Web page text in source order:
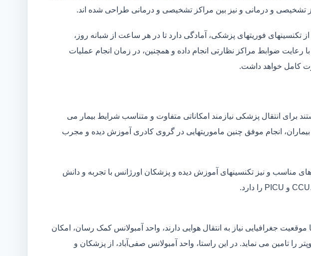
تشخیصی و درمانی و نیز بین مراکز تشخیصی و درمانی طراحی شده اند.
از تکنسینهای فوریتهای پزشکی، آمادگی دارد تا در هر ساعت از شبانه روز،
رعایت ضوابط مراکز نظارتی انجام داده و همچنین، در زمان انجام عملیات
کامل خواهد داشت.
برای انتقال پزشکی نیازمند امکاناتی متفاوت و متناسب شرایط بیمار می
بیماران، انجام موفق چنین ماموریتهایی در گروی کادری آموزش دیده و مجرب
مناسب و نیز تکنسینهای آموزش دیده و پزشکان اورژانس با تجربه و دانش
جغرافیایی نیاز به انتقال هوایی دارند، واحد آمبولانس کمک رسان، امکان
را تامین می نماید. در این راستا، واحد آمبولانس صفی‌آباد، از پزشکان و